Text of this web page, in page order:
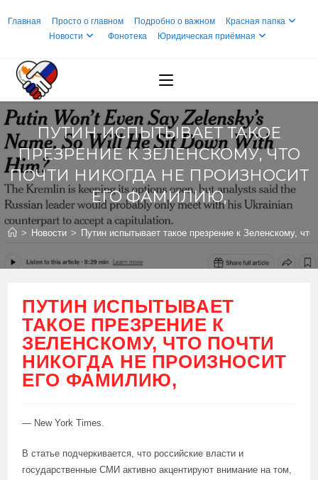
Главная Просто о главном Подробно о важном
Красная папка
Новости
Фонотека Юридическая приёмная
ПУТИН ИСПЫТЫВАЕТ ТАКОЕ
ПРЕЗРЕНИЕ К ЗЕЛЕНСКОМУ, ЧТО
ПОЧТИ НИКОГДА НЕ ПРОИЗНОСИТ
ЕГО ФАМИЛИЮ,
> Новости > Путин испытывает такое презрение к Зеленскому,
ПУТИН ИСПЫТЫВАЕТ
ТАКОЕ ПРЕЗРЕНИЕ К
ЗЕЛЕНСКОМУ, ЧТО ПОЧТИ
НИКОГДА НЕ ПРОИЗНОСИТ
ЕГО ФАМИЛИЮ,
— New York Times.
В статье подчеркивается, что российские власти и
государственные СМИ активно акцентируют внимание на том,